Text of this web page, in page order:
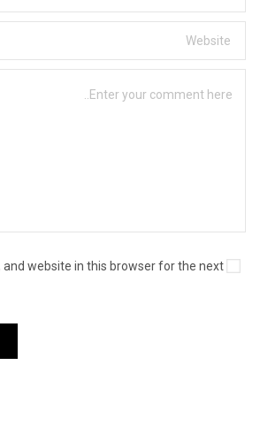
and website in this browser for the next